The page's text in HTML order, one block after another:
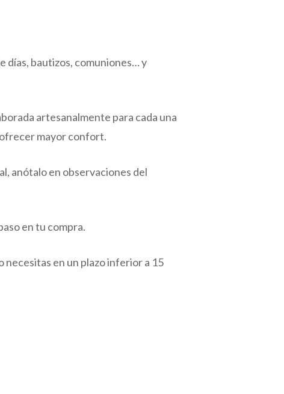
días, bautizos, comuniones… y
artesanalmente para cada una
mayor confort.
anótalo en observaciones del
en tu compra.
necesitas en un plazo inferior a 15